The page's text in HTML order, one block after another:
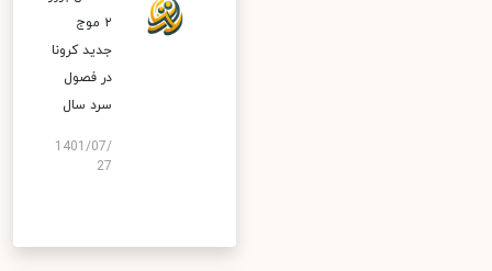
۲ موج
جدید کرونا
در فصول
سرد سال
1401/07/
27